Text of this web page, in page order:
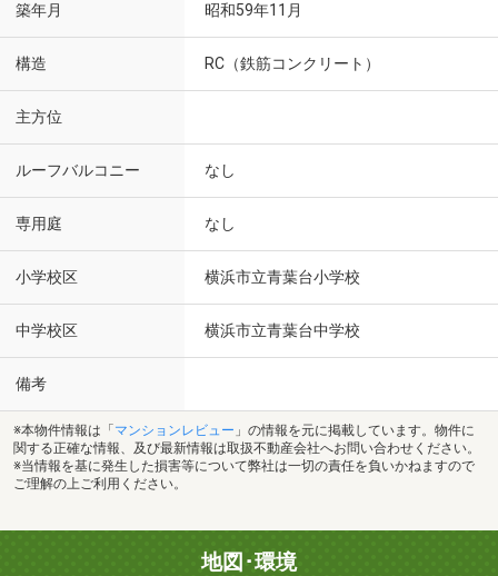
築年月 昭和59年11月
構造 RC（鉄筋コンクリート）
主方位
ルーフバルコニー なし
専用庭 なし
小学校区 横浜市立青葉台小学校
中学校区 横浜市立青葉台中学校
備考
※本物件情報は「 マンションレビュー 」の情報を元に掲載しています。物件に
関する正確な情報、及び最新情報は取扱不動産会社へお問い合わせください。
※当情報を基に発生した損害等について弊社は一切の責任を負いかねますので
ご理解の上ご利用ください。
地図･環境